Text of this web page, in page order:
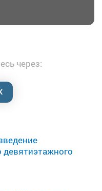
девятиэтажного
через: